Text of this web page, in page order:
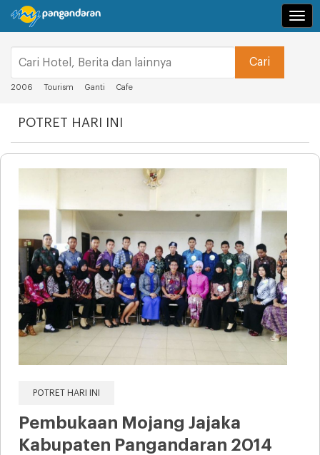
2006 Tourism Ganti Cafe
POTRET HARI INI
POTRET HARI INI
Pembukaan Mojang Jajaka
Kabupaten Pangandaran 2014